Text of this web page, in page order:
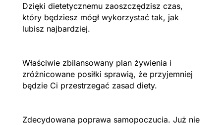
Dzięki dietetycznemu zaoszczędzisz czas,
który będziesz mógł wykorzystać tak, jak
lubisz najbardziej.
Właściwie zbilansowany plan żywienia i
zróżnicowane posiłki sprawią, że przyjemniej
będzie Ci przestrzegać zasad diety.
Zdecydowana poprawa samopoczucia. Już nie